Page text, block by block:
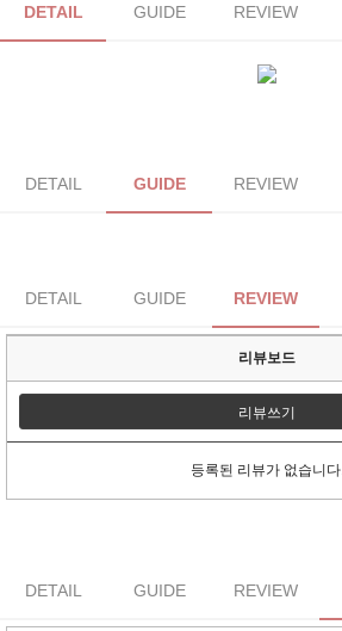
DETAIL GUIDE REVIEW
DETAIL GUIDE REVIEW
DETAIL GUIDE REVIEW
리뷰보드
리뷰쓰기
등록된 리뷰가 없습니다.
DETAIL GUIDE REVIEW